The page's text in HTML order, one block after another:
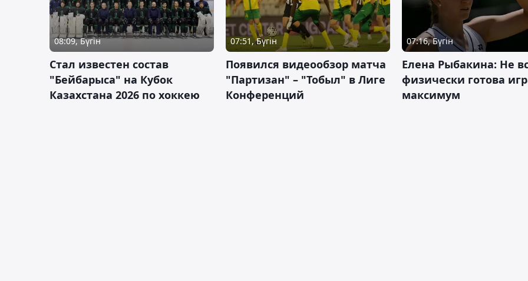
08:09, Бүгін
Стал известен состав
"Бейбарыса" на Кубок
Казахстана 2026 по хоккею
07:51, Бүгін
Появился видеообзор матча
"Партизан" – "Тобыл" в Лиге
Конференций
07:16, Бүгін
Елена Рыбакина: Не
физически готова
максимум